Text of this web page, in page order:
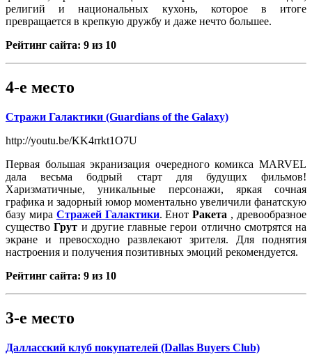
религий и национальных кухонь, которое в итоге
превращается в крепкую дружбу и даже нечто большее.
Рейтинг сайта: 9 из 10
4-е место
Стражи Галактики (Guardians of the Galaxy)
http://youtu.be/KK4rrkt1O7U
Первая большая экранизация очередного комикса MARVEL
дала весьма бодрый старт для будущих фильмов!
Харизматичные, уникальные персонажи, яркая сочная
графика и задорный юмор моментально увеличили фанатскую
базу мира Стражей Галактики. ЕнотРакета , древообразное
существоГрут и другие главные герои отлично смотрятся на
экране и превосходно развлекают зрителя. Для поднятия
настроения и получения позитивных эмоций рекомендуется.
Рейтинг сайта: 9 из 10
3-е место
Далласский клуб покупателей (Dallas Buyers Club)